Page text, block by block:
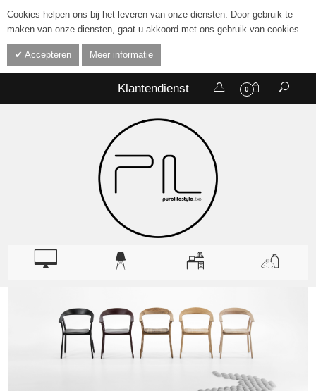
Cookies helpen ons bij het leveren van onze diensten. Door gebruik te
maken van onze diensten, gaat u akkoord met ons gebruik van cookies.
Accepteren Meer informatie
0
Klantendienst